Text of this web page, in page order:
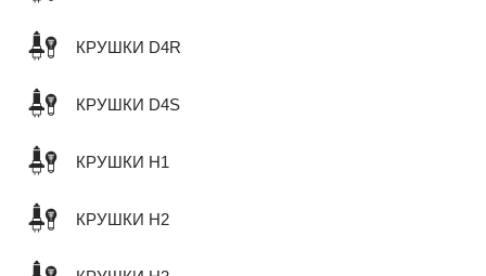
КРУШКИ D4R
КРУШКИ D4S
КРУШКИ H1
КРУШКИ H2